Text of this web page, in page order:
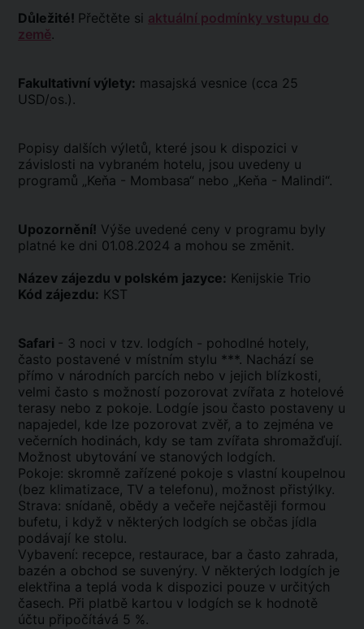
Důležité! Přečtěte si aktuální podmínky vstupu do
země.
Fakultativní výlety: masajská vesnice (cca 25
USD/os.).
Popisy dalších výletů, které jsou k dispozici v
závislosti na vybraném hotelu, jsou uvedeny u
programů „Keňa - Mombasa“ nebo „Keňa - Malindi“.
Upozornění! Výše uvedené ceny v programu byly
platné ke dni 01.08.2024 a mohou se změnit.
Název zájezdu v polském jazyce: Kenijskie Trio
Kód zájezdu: KST
Safari - 3 noci v tzv. lodgích - pohodlné hotely,
často postavené v místním stylu ***. Nachází se
přímo v národních parcích nebo v jejich blízkosti,
velmi často s možností pozorovat zvířata z hotelové
terasy nebo z pokoje. Lodgíe jsou často postaveny u
napajedel, kde lze pozorovat zvěř, a to zejména ve
večerních hodinách, kdy se tam zvířata shromažďují.
Možnost ubytování ve stanových lodgích.
Pokoje: skromně zařízené pokoje s vlastní koupelnou
(bez klimatizace, TV a telefonu), možnost přistýlky.
Strava: snídaně, obědy a večeře nejčastěji formou
bufetu, i když v některých lodgích se občas jídla
podávají ke stolu.
Vybavení: recepce, restaurace, bar a často zahrada,
bazén a obchod se suvenýry. V některých lodgích je
elektřina a teplá voda k dispozici pouze v určitých
časech. Při platbě kartou v lodgích se k hodnotě
účtu připočítává 5 %.